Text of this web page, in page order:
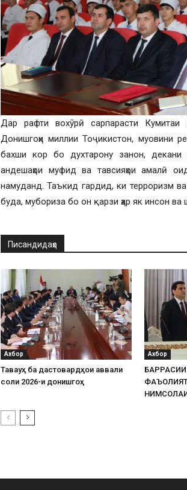
Дар рафти вохӯрӣ сарпарасти Кумитаи
Донишгоҳи миллии Тоҷикистон, муовини
бахши кор бо духтарону занон,
андешаҳои муфид ва тавсияҳои амалӣ
намуданд. Таъкид гардид, ки терроризм
буда, мубориза бо он қарзи ҳар як инсон ва
Писандидаҳо
Ахбор
Таваҷҷуҳ ба дастовардҳои аввали
соли 2026-и донишгоҳ
Ахбор